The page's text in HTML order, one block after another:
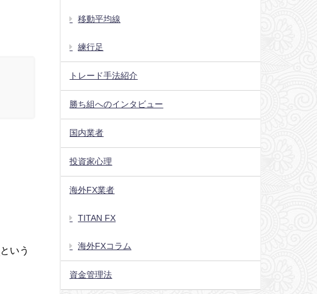
という
移動平均線
練行足
トレード手法紹介
勝ち組へのインタビュー
国内業者
投資家心理
海外FX業者
TITAN FX
海外FXコラム
資金管理法